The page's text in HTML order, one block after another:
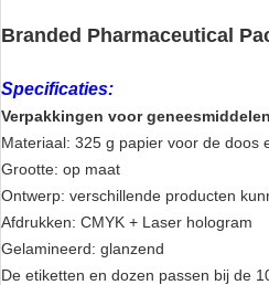
Branded Pharmaceutical
Specificaties:
Verpakkingen voor
Materiaal: 325 g papier voor de doos
Grootte: op maat
Ontwerp: verschillende producten
Afdrukken: CMYK + Laser hologram
Gelamineerd: glanzend
De etiketten en dozen passen bij de